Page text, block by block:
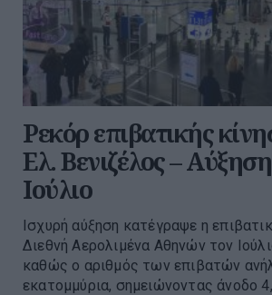
Ρεκόρ επιβατικής
Ελ. Βενιζέλος –
Ιούλιο
Ισχυρή αύξηση κατέγραψε η
Διεθνή Αερολιμένα Αθηνών τον
καθώς ο αριθμός των επιβατών
εκατομμύρια, σημειώνοντας άνοδο